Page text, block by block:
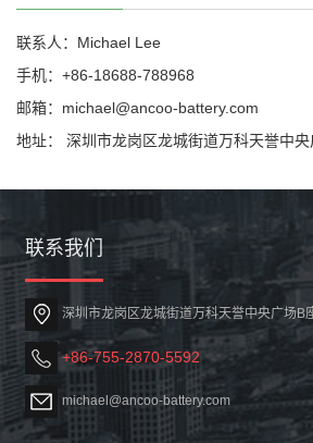
联系人：Michael Lee
手机：+86-18688-788968
邮箱：michael@ancoo-battery.com
地址： 深圳市龙岗区龙城街道万科天誉中
联系我们
深圳市龙岗区龙城街道万科天誉中央广场B
+86-755-2870-5592
michael@ancoo-battery.com